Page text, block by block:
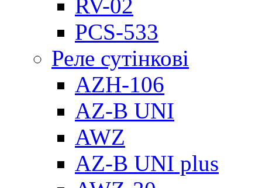
RV-02
PCS-533
Реле сутінкові
AZH-106
AZ-B UNI
AWZ
AZ-B UNI plus